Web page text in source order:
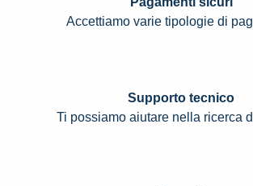
Accettiamo varie tipologie di
Supporto tecnico
Ti possiamo aiutare nella ricerca